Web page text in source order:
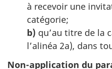
à recevoir une
catégorie;
b) qu’au titre de la
l’alinéa 2a), dans
Non-application du